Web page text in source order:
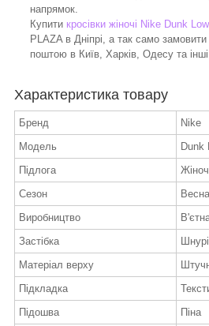
напрямок.
Купити кросівки жіночі Nike Dunk Low
PLAZA в Дніпрі, а так само
поштою в Київ, Харків, Одесу та інші
Характеристика товару
Бренд
Nike
Модель
Dunk
Підлога
Сезон
Виробництво
Застібка
Матеріал верху
Підкладка
Підошва
Піна